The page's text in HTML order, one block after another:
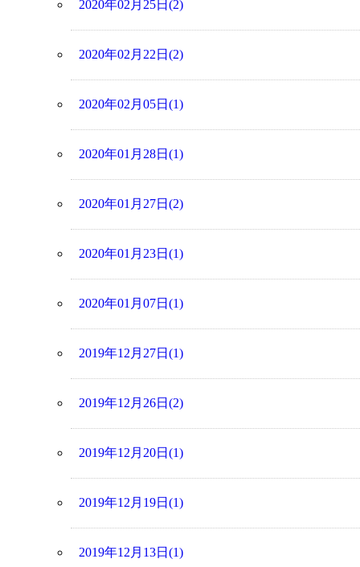
2020年02月25日(2)
2020年02月22日(2)
2020年02月05日(1)
2020年01月28日(1)
2020年01月27日(2)
2020年01月23日(1)
2020年01月07日(1)
2019年12月27日(1)
2019年12月26日(2)
2019年12月20日(1)
2019年12月19日(1)
2019年12月13日(1)